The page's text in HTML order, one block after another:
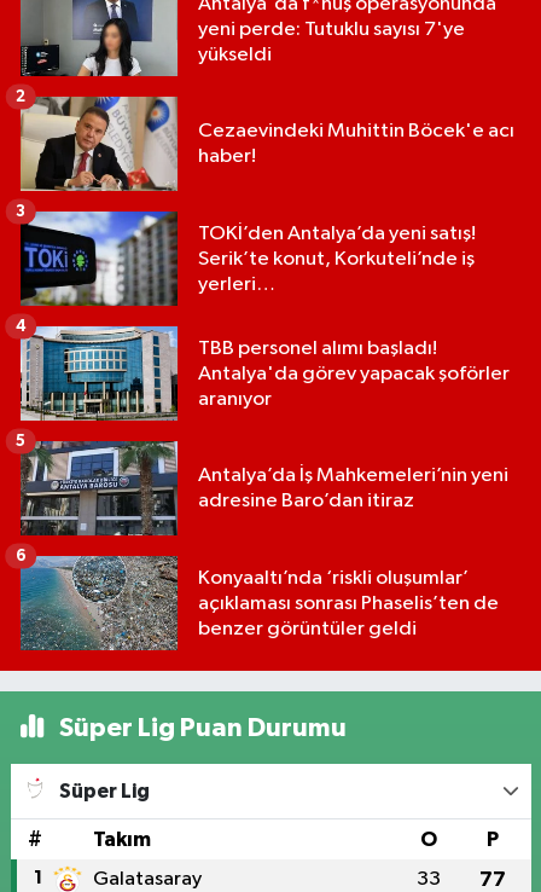
yeni perde: Tutuklu sayısı 7'ye
yükseldi
Cezaevindeki Muhittin Böcek'e acı
haber!
2
TOKİ’den Antalya’da yeni satış!
Serik’te konut, Korkuteli’nde iş
yerleri…
3
TBB personel alımı başladı!
Antalya'da görev yapacak şoförler
aranıyor
4
Antalya’da İş Mahkemeleri’nin yeni
adresine Baro’dan itiraz
5
Konyaaltı’nda ‘riskli oluşumlar’
açıklaması sonrası Phaselis’ten de
benzer görüntüler geldi
6
Süper Lig Puan Durumu
Süper Lig
# Takım O P
1 Galatasaray 33 77